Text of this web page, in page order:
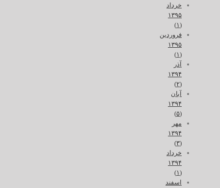
خرداد
۱۳۹۵
(۱)
فروردین
۱۳۹۵
(۱)
آذر
۱۳۹۴
(۲)
آبان
۱۳۹۴
(۵)
مهر
۱۳۹۴
(۳)
خرداد
۱۳۹۴
(۱)
اسفند